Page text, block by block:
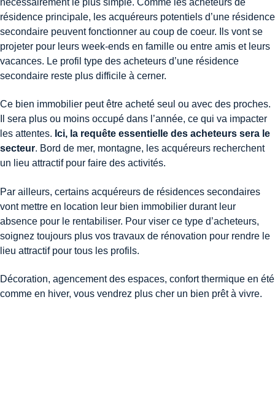
résidence principale, les acquéreurs potentiels d’une résidence
secondaire peuvent fonctionner au coup de coeur. Ils vont se
projeter pour leurs week-ends en famille ou entre amis et leurs
vacances. Le profil type des acheteurs d’une résidence
secondaire reste plus difficile à cerner.
Ce bien immobilier peut être acheté seul ou avec des proches.
Il sera plus ou moins occupé dans l’année, ce qui va impacter
les attentes. Ici, la requête essentielle des acheteurs sera le
secteur. Bord de mer, montagne, les acquéreurs recherchent
un lieu attractif pour faire des activités.
Par ailleurs, certains acquéreurs de résidences secondaires
vont mettre en location leur bien immobilier durant leur
absence pour le rentabiliser. Pour viser ce type d’acheteurs,
soignez toujours plus vos travaux de rénovation pour rendre le
lieu attractif pour tous les profils.
Décoration, agencement des espaces, confort thermique en été
comme en hiver, vous vendrez plus cher un bien prêt à vivre.